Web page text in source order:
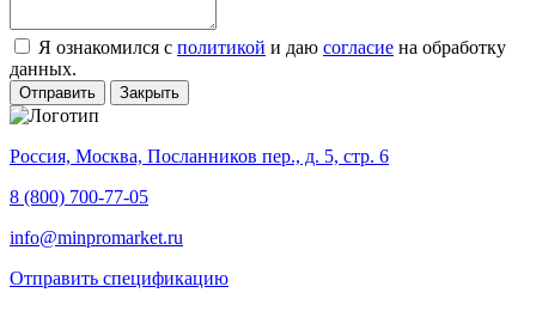
Я ознакомился с политикой и даю согласие на обработку
данных.
Отправить Закрыть
Россия, Москва, Посланников пер., д. 5, стр. 6
8 (800) 700-77-05
info@minpromarket.ru
Отправить спецификацию